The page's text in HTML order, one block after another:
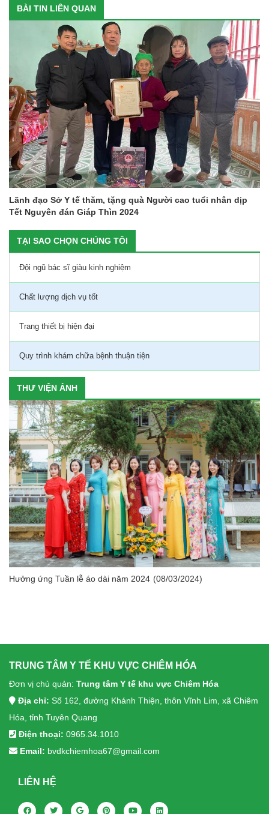
BÀI TIN LIÊN QUAN
Lãnh đạo Sở Y tế thăm, tặng quà Người cao tuổi nhân dịp
Tết Nguyên đán Giáp Thìn 2024
TẠI SAO CHỌN CHÚNG TÔI
Đội ngũ bác sĩ giàu kinh nghiệm
Chất lượng dịch vụ tốt
Trang thiết bị hiện đại
Quy trình khám chữa bệnh thuận tiện
THƯ VIỆN ẢNH
Hưởng ứng Tuần lễ áo dài năm 2024 (08/03/2024)
TRUNG TÂM Y TẾ KHU VỰC CHIÊM HÓA
Đơn vị chủ quản: Trung tâm Y tế khu vực Chiêm Hóa
Địa chỉ: Số 162, đường Khánh Thiện, thôn Vĩnh Lim, xã Chiêm
Hóa, tỉnh Tuyên Quang
Điện thoại: 0965.34.1010
Email: bvdkchiemhoa67@gmail.com
LIÊN HỆ